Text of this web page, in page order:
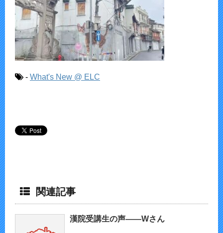
- What's New @ ELC
関連記事
漢院受講生の声——Wさん